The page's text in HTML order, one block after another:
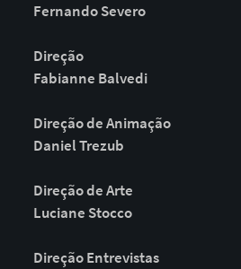
Fernando Severo
Direção
Fabianne Balvedi
Direção de Animação
Daniel Trezub
Direção de Arte
Luciane Stocco
Direção Entrevistas